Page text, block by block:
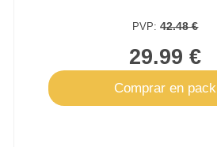
PVP:42.48 €
29.99 €
Comprar en pack